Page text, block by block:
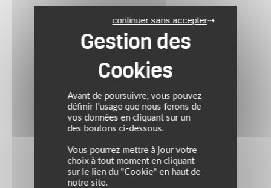
Avant de poursuivre, vous pouvez
définir l’usage que nous ferons de
vos données en cliquant sur un
des boutons ci-dessous.
Vous pourrez mettre à jour votre
choix à tout moment en cliquant
sur le lien du "Cookie" en haut de
notre site.
continuer sans accepter